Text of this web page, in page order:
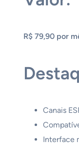
R$ 79,90 por
Canais
Interface